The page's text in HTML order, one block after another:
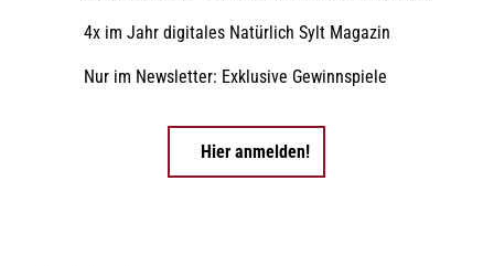
4x im Jahr digitales Natürlich Sylt Magazin
Nur im Newsletter: Exklusive Gewinnspiele
Hier anmelden!